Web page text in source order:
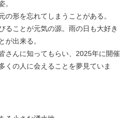
。
の形を忘れてしまうことがある。
ることが元気の源。雨の日も大好き
が出来る。
さんに知ってもらい、2025年に開催
くの人に会えることを夢見ていま